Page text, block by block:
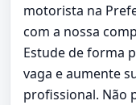
motorista na
com a nossa
Estude de forma
vaga e aumente
profissional. Não